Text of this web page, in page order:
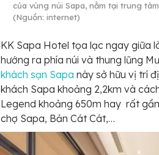
của vùng núi Sapa, nằm tại trung
(Nguồn: internet)
KK Sapa Hotel tọa lạc ngay giữa
hướng ra phía núi và thung lũng
khách sạn Sapa này sở hữu vị trí
khách Sapa khoảng 2,2km và
Legend khoảng 650m hay rất
chợ Sapa, Bản Cát Cát,…